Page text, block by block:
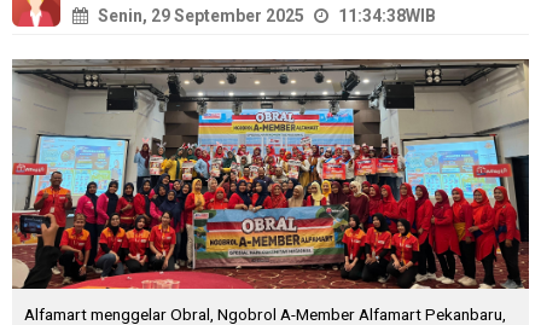
Senin, 29 September 2025 11:34:38WIB
Alfamart menggelar Obral, Ngobrol A-Member Alfamart Pekanbaru,